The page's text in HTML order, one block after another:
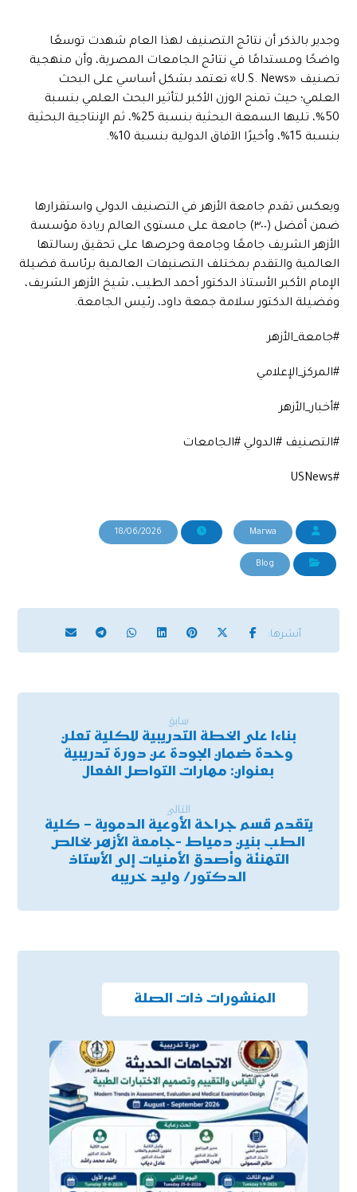
وجدير بالذكر أن نتائج التصنيف لهذا العام شهدت توسعًا
واضحًا ومستدامًا في نتائج الجامعات المصرية، وأن منهجية
تصنيف «U.S. News» تعتمد بشكل أساسي على البحث
العلمي؛ حيث تمنح الوزن الأكبر لتأثير البحث العلمي بنسبة
50%، تليها السمعة البحثية بنسبة 25%، ثم الإنتاجية البحثية
بنسبة 15%، وأخيرًا الآفاق الدولية بنسبة 10%.
ويعكس تقدم جامعة الأزهر في التصنيف الدولي واستقرارها
ضمن أفضل (٣٠٠) جامعة على مستوى العالم ريادة مؤسسة
الأزهر الشريف جامعًا وجامعة وحرصها على تحقيق رسالتها
العالمية والتقدم بمختلف التصنيفات العالمية برئاسة فضيلة
الإمام الأكبر الأستاذ الدكتور أحمد الطيب، شيخ الأزهر الشريف،
وفضيلة الدكتور سلامة جمعة داود، رئيس الجامعة.
#جامعة_الأزهر
#المركز_الإعلامي
#أخبار_الأزهر
#التصنيف #الدولي #الجامعات
#USNews
Marwa
18/06/2026
Blog
سابق
بناءا على الخطة التدريبية للكلية تعلن
وحدة ضمان الجودة عن دورة تدريبية
بعنوان: مهارات التواصل الفعال
التالي
يتقدم قسم جراحة الأوعية الدموية – كلية
الطب بنين دمياط -جامعة الأزهر بخالص
التهنئة وأصدق الأمنيات إلى الأستاذ
الدكتور/ وليد خريبه
المنشورات ذات الصلة